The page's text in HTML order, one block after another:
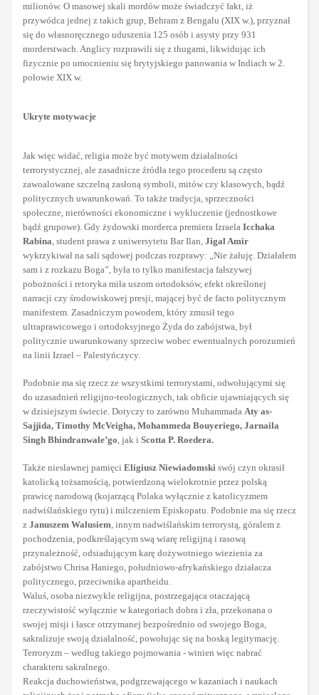
milionów. O masowej skali mordów może świadczyć fakt, iż
przywódca jednej z takich grup, Behram z Bengalu (XIX w.), przyznał
się do własnoręcznego uduszenia 125 osób i asysty przy 931
morderstwach. Anglicy rozprawili się z thugami, likwidując ich
fizycznie po umocnieniu się brytyjskiego panowania w Indiach w 2.
połowie XIX w.
Ukryte motywacje
Jak więc widać, religia może być motywem działalności
terrorystycznej, ale zasadnicze źródła tego procederu są często
zawoalowane szczelną zasłoną symboli, mitów czy klasowych, bądź
politycznych uwarunkowań. To także tradycja, sprzeczności
społeczne, nierówności ekonomiczne i wykluczenie (jednostkowe
bądź grupowe). Gdy żydowski morderca premiera Izraela Icchaka
Rabina, student prawa z uniwersytetu Bar Ilan, Jigal Amir
wykrzykiwał na sali sądowej podczas rozprawy: „Nie żałuję. Działałem
sam i z rozkazu Boga”, była to tylko manifestacja fałszywej
pobożności i retoryka miła uszom ortodoksów, efekt określonej
narracji czy środowiskowej presji, mającej być de facto politycznym
manifestem. Zasadniczym powodem, który zmusił tego
ultraprawicowego i ortodoksyjnego Żyda do zabójstwa, był
politycznie uwarunkowany sprzeciw wobec ewentualnych porozumień
na linii Izrael – Palestyńczycy.
Podobnie ma się rzecz ze wszystkimi terrorystami, odwołującymi się
do uzasadnień religijno-teologicznych, tak obficie ujawniających się
w dzisiejszym świecie. Dotyczy to zarówno Muhammada Aty as-
Sajjida, Timothy McVeigha, Mohammeda Bouyeriego, Jarnaila
Singh Bhindranwale’go, jak i Scotta P. Roedera.
Także niesławnej pamięci Eligiusz Niewiadomski swój czyn okrasił
katolicką tożsamością, potwierdzoną wielokrotnie przez polską
prawicę narodową (kojarzącą Polaka wyłącznie z katolicyzmem
nadwiślańskiego rytu) i milczeniem Episkopatu. Podobnie ma się rzecz
z Januszem Walusiem, innym nadwiślańskim terrorystą, góralem z
pochodzenia, podkreślającym swą wiarę religijną i rasową
przynależność, odsiadującym karę dożywotniego wiezienia za
zabójstwo Chrisa Haniego, południowo-afrykańskiego działacza
politycznego, przeciwnika apartheidu.
Waluś, osoba niezwykle religijna, postrzegająca otaczającą
rzeczywistość wyłącznie w kategoriach dobra i zła, przekonana o
swojej misji i łasce otrzymanej bezpośrednio od swojego Boga,
sakralizuje swoją działalność, powołując się na boską legitymację.
Terroryzm – według takiego pojmowania - winien więc nabrać
charakteru sakralnego.
Reakcja duchowieństwa, podgrzewającego w kazaniach i naukach